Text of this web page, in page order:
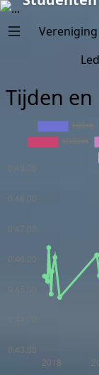
Vereniging
Tijden en